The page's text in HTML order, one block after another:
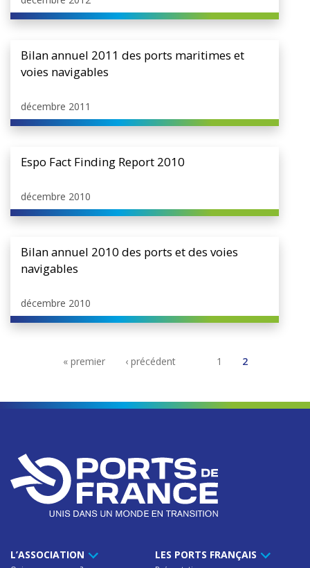
Bilan annuel 2011 des ports maritimes et
voies navigables
décembre 2011
Espo Fact Finding Report 2010
décembre 2010
Bilan annuel 2010 des ports et des voies
navigables
décembre 2010
« premier ‹ précédent 1 2
L’ASSOCIATION LES PORTS FRANÇAIS